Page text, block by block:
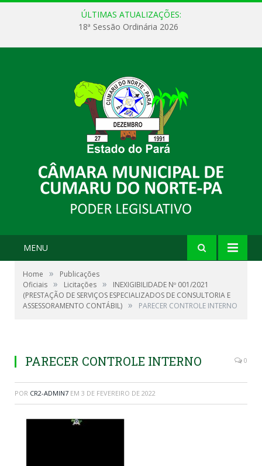
ÚLTIMAS ATUALIZAÇÕES:
18ª Sessão Ordinária 2026
MENU
Home »
Publicações
Oficiais » Licitações »
INEXIGIBILIDADE Nº 001/2021
(PRESTAÇÃO DE SERVIÇOS ESPECIALIZADOS DE CONSULTORIA E
ASSESSORAMENTO CONTÁBIL) » PARECER CONTROLE INTERNO
PARECER CONTROLE INTERNO 0
POR CR2-ADMIN7 EM 3 DE FEVEREIRO DE 2022